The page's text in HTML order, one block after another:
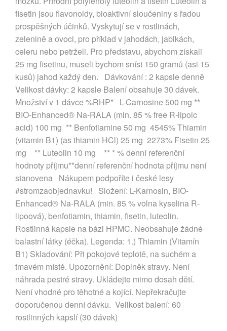
fisetin jsou flavonoidy, bioaktivní sloučeniny s řadou
prospěšných účinků. Vyskytují se v rostlinách,
zelenině a ovoci, pro příklad v jahodách, jablkách,
celeru nebo petrželi. Pro představu, abychom získali
25 mg fisetinu, museli bychom sníst 150 gramů (asi 15
kusů) jahod každý den. Dávkování : 2 kapsle denně
Velikost dávky: 2 kapsle Balení obsahuje 30 dávek.
Množství v 1 dávce %RHP* L-Carnosine 500 mg **
BIO-Enhanced® Na-RALA (min. 85 % free R-lipoic
acid) 100 mg ** Benfotiamine 50 mg 4545% Thiamin
(vitamin B1) (as thiamin HCl) 25 mg 2273% Fisetin 25
mg ** Luteolin 10 mg ** * % denní referenční
hodnoty příjmu**denní referenční hodnota příjmu není
stanovena Nákupem podpoříte i české lesy
#stromzaobjednavku! Složení: L-Karnosin, BIO-
Enhanced® Na-RALA (min. 85 % volna kyselina R-
lipoová), benfotiamin, thiamin, fisetin, luteolin.
Rostlinná kapsle na bázi HPMC. Neobsahuje žádné
balastní látky (éčka). Legenda: 1.) Thiamin (Vitamín
B1) Skladování: Při pokojové teplotě, na suchém a
tmavém místě. Upozornění: Doplněk stravy. Není
náhrada pestré stravy. Ukládejte mimo dosah dětí.
Není vhodné pro těhotné a kojící. Nepřekračujte
doporučenou denní dávku. Velikost balení: 60
rostlinných kapslí (30 dávek)